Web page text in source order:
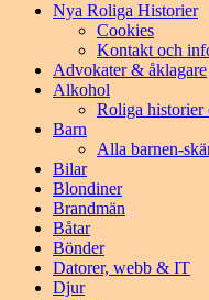
Nya Roliga Historier
Cookies
Kontakt och
Advokater & åklagare
Alkohol
Roliga historier
Barn
Alla barnen-
Bilar
Blondiner
Brandmän
Båtar
Bönder
Datorer, webb & IT
Djur